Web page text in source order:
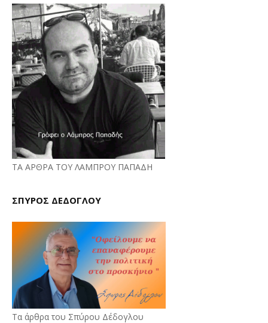
ΤΑ ΑΡΘΡΑ ΤΟΥ ΛΑΜΠΡΟΥ ΠΑΠΑΔΗ
ΣΠΥΡΟΣ ΔΕΔΟΓΛΟΥ
Τα άρθρα του Σπύρου Δέδογλου